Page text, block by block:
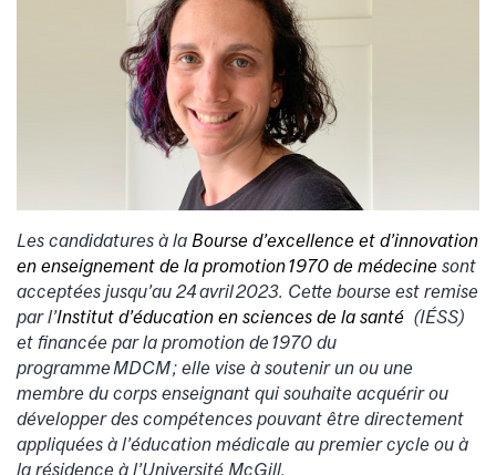
Les candidatures à la Bourse d’excellence et d’innovation
en enseignement de la promotion 1970 de médecine sont
acceptées jusqu’au 24 avril 2023. Cette bourse est remise
par l’Institut d’éducation en sciences de la santé (IÉSS)
et financée par la promotion de 1970 du
programme MDCM ; elle vise à soutenir un ou une
membre du corps enseignant qui souhaite acquérir ou
développer des compétences pouvant être directement
appliquées à l’éducation médicale au premier cycle ou à
la résidence à l’Université McGill.